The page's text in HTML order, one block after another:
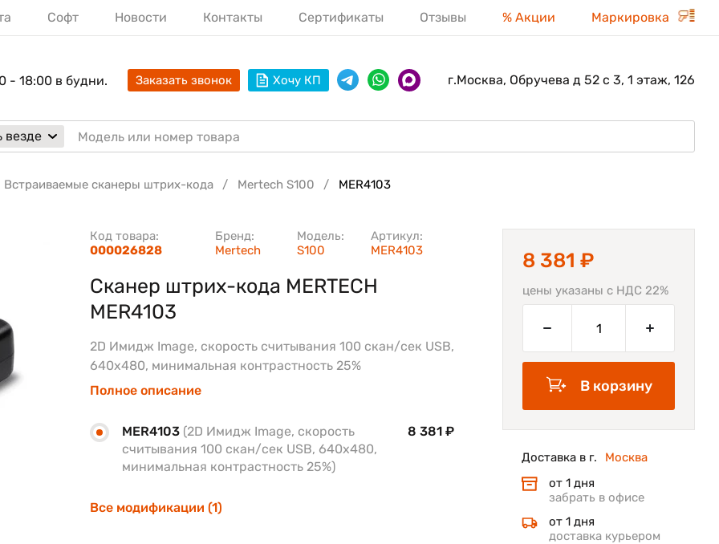
Софт Новости Контакты Сертификаты Отзывы % Акции Маркировка
- 18:00 в будни. Заказать звонок Хочу КП г.Москва, Обручева д 52 с 3, 1 этаж, 126
везде
Встраиваемые сканеры штрих-кода Mertech S100 MER4103
Бренд:
Mertech
Модель:
S100
Код товара:
000026828
Артикул:
MER4103
Сканер штрих-кода MERTECH
MER4103
2D Имидж Image, скорость считывания 100 скан/сек USB,
640х480, минимальная контрастность 25%
Полное описание
MER4103 (2D Имидж Image, скорость
считывания 100 скан/сек USB, 640х480,
минимальная контрастность 25%)
8 381 ₽
Все модификации (1)
8 381 ₽
цены указаны с НДС 22%
В корзину
Доставка в г.
Москва
от 1 дня
забрать в офисе
от 1 дня
доставка курьером